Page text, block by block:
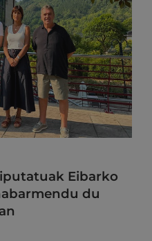
Eibarko
du